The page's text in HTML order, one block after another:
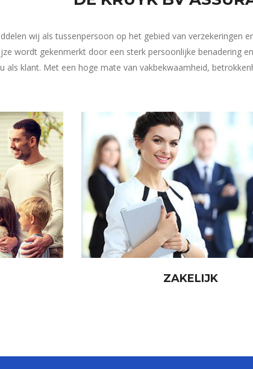
wij als tussenpersoon op het gebied van verzekeringen
wordt gekenmerkt door een sterk persoonlijke benadering
u als klant. Met een hoge mate van vakbekwaamheid,
ZAKELIJK